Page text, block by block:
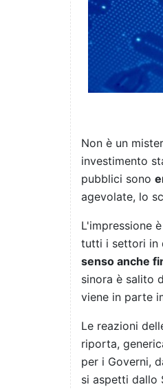
Non è un
investimento
pubblici sono
agevolate, lo
L'impressione
tutti i settori in
senso anche
sinora è salito
viene in parte
Le reazioni
riporta,
per i Governi,
si aspetti dallo